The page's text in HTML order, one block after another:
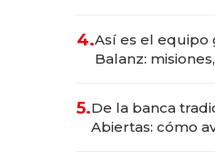
4.Así es el equipo
Balanz:
5.De la banca
Abiertas: cómo